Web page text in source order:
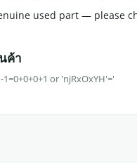
used part — please
ค้า
1=0+0+0+1 or 'njRxOxYH'='